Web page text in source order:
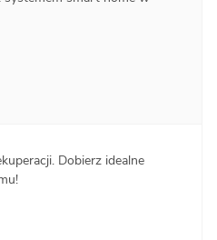
Dobierz idealne